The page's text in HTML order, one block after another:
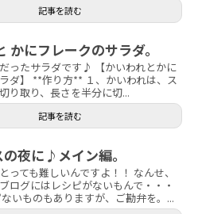
記事を読む
かにフレークのサラダ。
ったサラダです♪ 【かいわれとかに
ダ】 **作り方** １、かいわれは、ス
り取り、長さを半分に切...
記事を読む
夜に♪メイン編。
っても難しいんですよ！！ なんせ、
ログにはレシピがないもんで・・・
ないものもありますが、ご勘弁を。...